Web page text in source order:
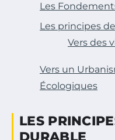
Les
Les principes
Vers des
Vers un
Écologiques
LES